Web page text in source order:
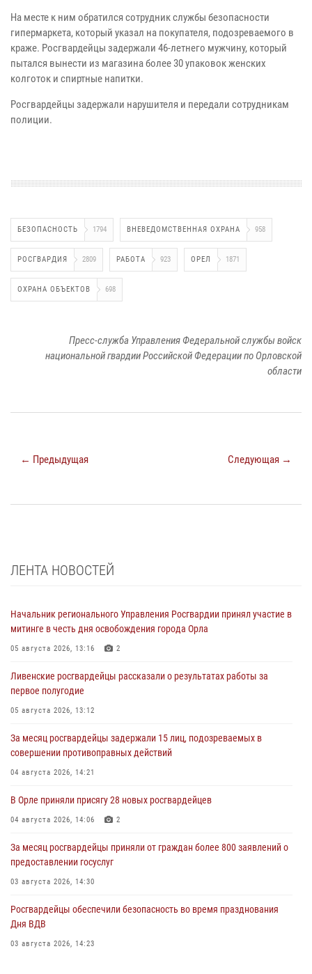
На месте к ним обратился сотрудник службы безопасности
гипермаркета, который указал на покупателя, подозреваемого в
краже. Росгвардейцы задержали 46-летнего мужчину, который
пытался вынести из магазина более 30 упаковок женских
колготок и спиртные напитки.
Росгвардейцы задержали нарушителя и передали сотрудникам
полиции.
БЕЗОПАСНОСТЬ 1794 ВНЕВЕДОМСТВЕННАЯ ОХРАНА 958
РОСГВАРДИЯ 2809 РАБОТА 923 ОРЕЛ 1871
ОХРАНА ОБЪЕКТОВ 698
Пресс-служба Управления Федеральной службы войск
национальной гвардии Российской Федерации по Орловской
области
← Предыдущая Следующая →
ЛЕНТА НОВОСТЕЙ
Начальник регионального Управления Росгвардии принял участие в
митинге в честь дня освобождения города Орла
05 августа 2026, 13:16 2
Ливенские росгвардейцы рассказали о результатах работы за
первое полугодие
05 августа 2026, 13:12
За месяц росгвардейцы задержали 15 лиц, подозреваемых в
совершении противоправных действий
04 августа 2026, 14:21
В Орле приняли присягу 28 новых росгвардейцев
04 августа 2026, 14:06 2
За месяц росгвардейцы приняли от граждан более 800 заявлений о
предоставлении госуслуг
03 августа 2026, 14:30
Росгвардейцы обеспечили безопасность во время празднования
Дня ВДВ
03 августа 2026, 14:23